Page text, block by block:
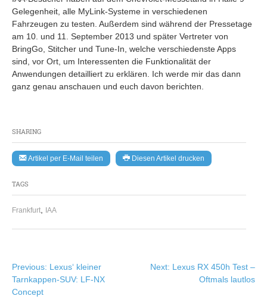
SHARING
Artikel per E-Mail teilen Diesen Artikel drucken
TAGS
Frankfurt IAA
Gelegenheit, alle MyLink-Systeme in verschiedenen
Fahrzeugen zu testen. Außerdem sind während der Pressetage
am 10. und 11. September 2013 und später Vertreter von
BringGo, Stitcher und Tune-In, welche verschiedenste Apps
sind, vor Ort, um Interessenten die Funktionalität der
Anwendungen detailliert zu erklären. Ich werde mir das dann
ganz genau anschauen und euch davon berichten.
Beitragsnavigation
Previous: Lexus‘ kleiner
Tarnkappen-SUV: LF-NX
Concept
Next: Lexus RX 450h Test –
Oftmals lautlos